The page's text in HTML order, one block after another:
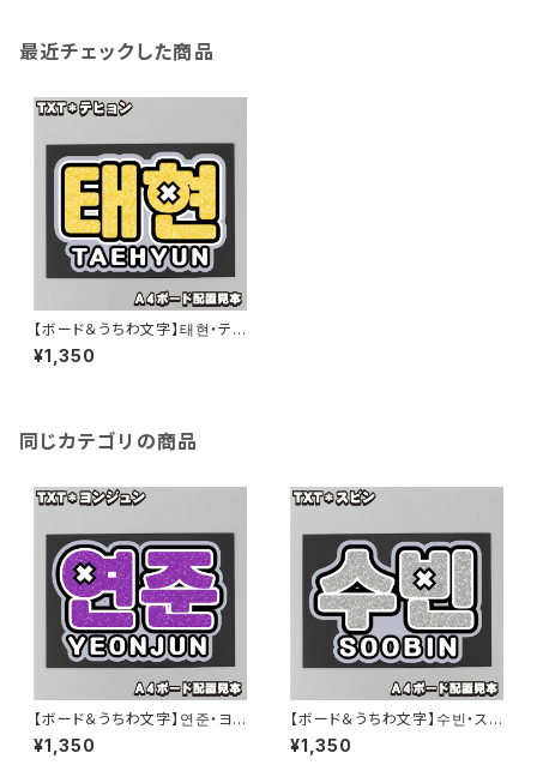
最近チェックした商品
【ボード＆うちわ文字】태현・テヒ
ョン② 即納 【TOMORROW X
TOGETHER】
¥1,350
同じカテゴリの商品
【ボード＆うちわ文字】연준・ヨン
ジュン② 即納 【TOMORROW
X TOGETHER】
¥1,350
【ボード＆うちわ文字】수빈・スビ
ン② 即納 【TOMORROW X T
OGETHER】
¥1,350